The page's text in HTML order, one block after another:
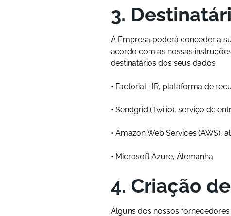
3.
A Empresa poderá conceder a
acordo com as nossas
destinatários dos seus dados:
• Factorial HR, plataforma de
• Sendgrid (Twilio), serviço de
• Amazon Web Services (AWS),
• Microsoft Azure, Alemanha
4. Criação
Alguns dos nossos